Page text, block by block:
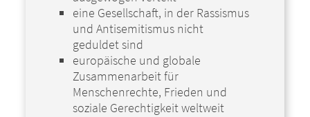
eine Gesellschaft, in der Rassismus
und Antisemitismus nicht
geduldet sind
europäische und globale
Zusammenarbeit für
Menschenrechte, Frieden und
soziale Gerechtigkeit weltweit